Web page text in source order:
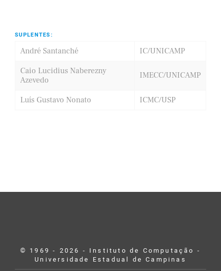
SUPLENTES:
André Santanché
IC/UNICAMP
Caio Lucidius Naberezny
Azevedo
IMECC/UNICAMP
Luís Gustavo Nonato ICMC/USP
© 1969 - 2026 - Instituto de Computação -
Universidade Estadual de Campinas